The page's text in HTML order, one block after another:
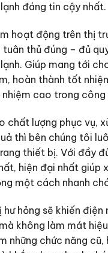
đáng tin cậy nhất.
hoạt động trên thị
thủ đúng – đủ
Giúp mang tới
hoàn thành tốt
cao trong công
chất lượng phục vụ,
thì bên chúng tôi
thiết bị. Với đầy
hiện đại nhất giúp
một cách nhanh
hư hỏng sẽ khiến điện
không làm mát
những chức năng cũ,